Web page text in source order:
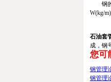
钢的
W(kg/
石油套
成，钢
您可
钢管理
钢管理